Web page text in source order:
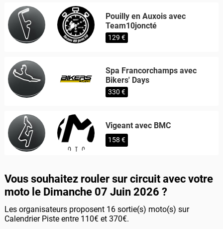
Pouilly en Auxois avec
Team10joncté
129 €
Spa Francorchamps avec
Bikers' Days
330 €
Vigeant avec BMC
158 €
Vous souhaitez rouler sur circuit avec votre
moto le Dimanche 07 Juin 2026 ?
Les organisateurs proposent 16 sortie(s) moto(s) sur
Calendrier Piste entre 110€ et 370€.